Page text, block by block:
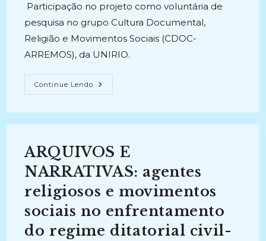
Participação no projeto como voluntária de
pesquisa no grupo Cultura Documental,
Religião e Movimentos Sociais (CDOC-
ARREMOS), da UNIRIO.
Continue Lendo ARQUIVOS
E
E
No
Enfrentamento
Do
Regime
Civil-
No
Brasil
(2013-
2015)
ARQUIVOS E
NARRATIVAS: agentes
religiosos e movimentos
sociais no enfrentamento
do regime ditatorial civil-